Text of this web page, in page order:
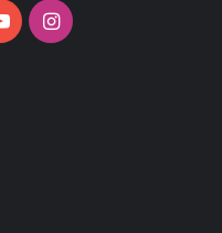
YouTubeInstagram